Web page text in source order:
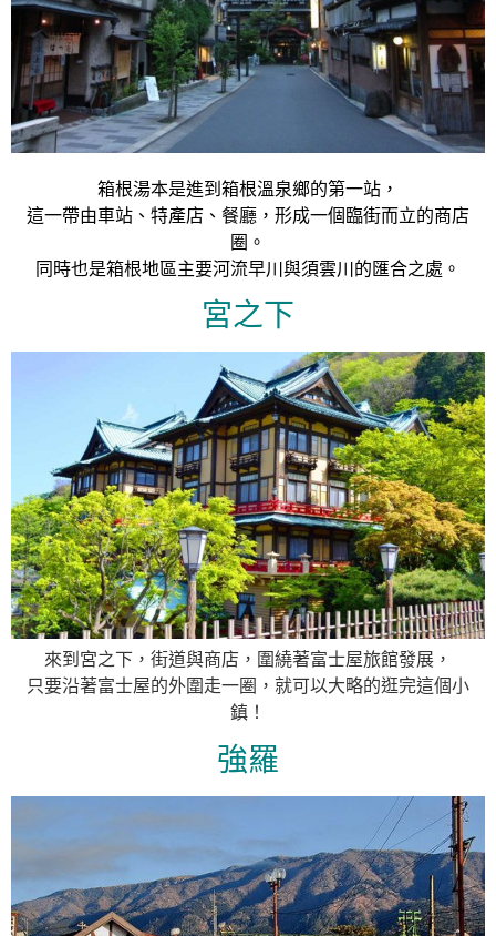
箱根湯本是進到箱根溫泉鄉的第一站，
這一帶由車站、特產店、餐廳，形成一個臨街而立的商店
圈。
同時也是箱根地區主要河流早川與須雲川的匯合之處。
宮之下
來到宮之下，街道與商店，圍繞著富士屋旅館發展，
只要沿著富士屋的外圍走一圈，就可以大略的逛完這個小
鎮！
強羅